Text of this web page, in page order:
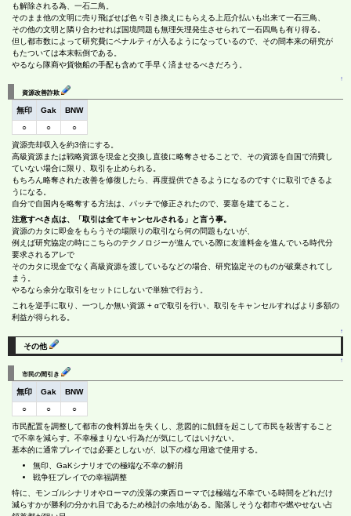
も解除される為、一石二鳥。
そのまま他の文明に売り飛ばせば色々引き換えにもらえる上厄介払いも出来て一石三鳥、
その他の文明と隣り合わせれば国境問題も無理矢理発生させられて一石四鳥も有り得る。
但し都市数によって研究費にペナルティが入るようになっているので、その間本来の研究が
もたついては本末転倒である。
やるなら隊商や貨物船の手配も含めて手早く済ませるべきだろう。
↑
資源改善詐欺
無印 Gak
BNW
○
○
○
資源売却収入を約3倍にする。
高級資源または戦略資源を現金と交換し直後に略奪させることで、その資源を自国で消費し
ていない場合に限り、取引を止められる。
もちろん略奪された改善を修復したら、再度提供できるようになるのですぐに取引できるよ
うになる。
自分で自国内を略奪する方法は、パッチで修正されたので、要塞を建てること。
注意すべき点は、「取引は全てキャンセルされる」と言う事。
資源のカタに即金をもらうその場限りの取引なら何の問題もないが、
例えば研究協定の時にこちらのテクノロジーが進んでいる際に友達料金を進んでいる時代分
要求されるアレで
そのカタに現金でなく高級資源を渡しているなどの場合、研究協定そのものが破棄されてし
まう。
やるなら余分な取引をセットにしないで単独で行おう。
これを逆手に取り、一つしか無い資源 + αで取引を行い、取引をキャンセルすればより多額の
利益が得られる。
↑
その他
↑
市民の間引き
無印 Gak
BNW
○
○
○
市民配置を調整して都市の食料算出を失くし、意図的に飢饉を起こして市民を殺害すること
で不幸を減らす。不幸極まりない行為だが気にしてはいけない。
基本的に通常プレイでは必要としないが、以下の様な用途で使用する。
無印、GaKシナリオでの極端な不幸の解消
戦争狂プレイでの幸福調整
特に、モンゴルシナリオやローマの没落の東西ローマでは極端な不幸でいる時間をどれだけ
減らすかが勝利の分かれ目であるため検討の余地がある。陥落しそうな都市や燃やせない占